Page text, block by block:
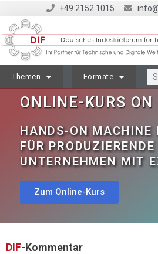
+49 2152 1015
Themen Formate
ONLINE-KURS
HANDS-ON MACHINE
FÜR PRODUZIERENDE
UNTERNEHMEN MIT
Zum Online-Kurs
DIF-Kommentar